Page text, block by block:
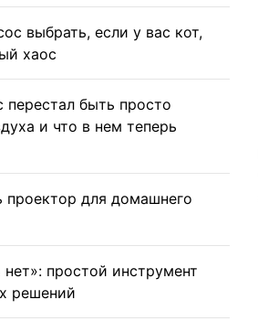
выбрать, если у вас кот,
хаос
перестал быть просто
и что в нем теперь
проектор для домашнего
нет»: простой инструмент
решений